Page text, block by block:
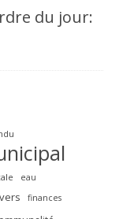
du jour:
eau
finances